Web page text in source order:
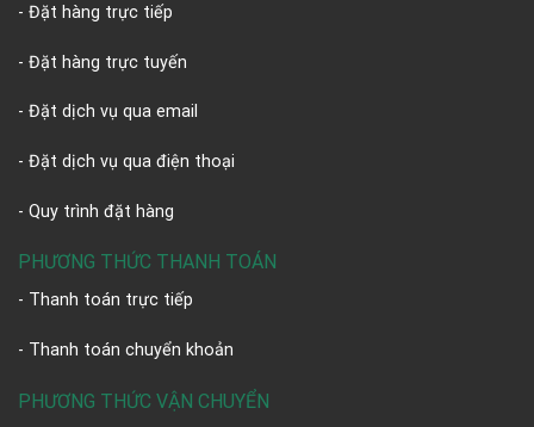
- Đặt hàng trực tiếp
- Đặt hàng trực tuyến
- Đặt dịch vụ qua email
- Đặt dịch vụ qua điện thoại
- Quy trình đặt hàng
PHƯƠNG THỨC THANH TOÁN
- Thanh toán trực tiếp
- Thanh toán chuyển khoản
PHƯƠNG THỨC VẬN CHUYỂN